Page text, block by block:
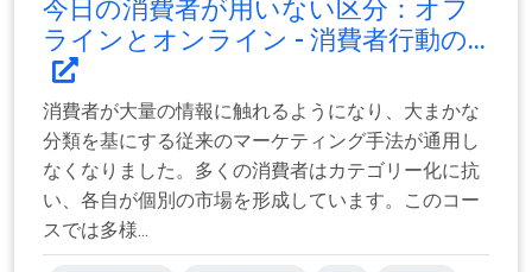
今日の消費者が用いない区分：オフ
ラインとオンライン - 消費者行動の...
消費者が大量の情報に触れるようになり、大まかな
分類を基にする従来のマーケティング手法が通用し
なくなりました。多くの消費者はカテゴリー化に抗
い、各自が個別の市場を形成しています。このコー
スでは多様...